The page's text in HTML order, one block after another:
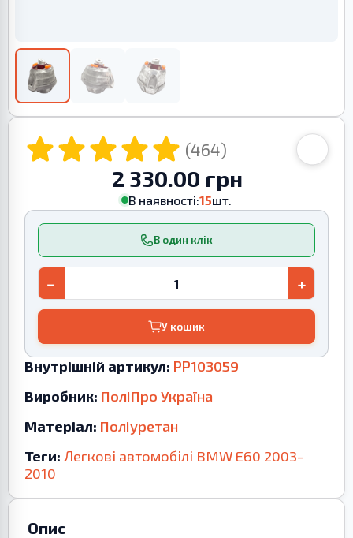
(464)
2 330.00 грн
В наявності:15шт.
В один клік
− +
У кошик
Внутрішній артикул: PP103059
Виробник: ПоліПро Україна
Матеріал: Поліуретан
Теги: Легкові автомобілі BMW E60 2003-
2010
Опис